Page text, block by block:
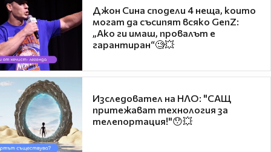
Джон Сина сподели 4 неща, които
могат да съсипят всяко GenZ:
„Ако ги имаш, провалът е
гарантиран“🧐💥
Изследовател на НЛО: "САЩ
притежават технология за
телепортация!"😯💥